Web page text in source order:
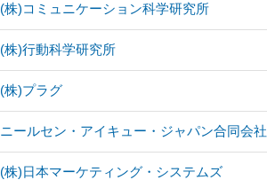
(株)コミュニケーション科学研究所
(株)行動科学研究所
(株)プラグ
ニールセン・アイキュー・ジャパン合同会社
(株)日本マーケティング・システムズ